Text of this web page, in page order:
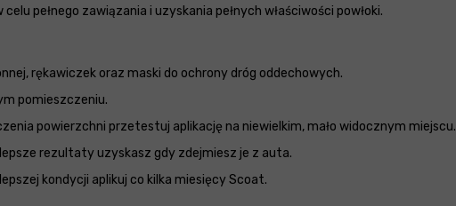
pełnego zawiązania i uzyskania pełnych właściwości powłoki.
rękawiczek oraz maski do ochrony dróg oddechowych.
pomieszczeniu.
powierzchni przetestuj aplikację na niewielkim, mało widocznym miejscu.
rezultaty uzyskasz gdy zdejmiesz je z auta.
kondycji aplikuj co kilka miesięcy Scoat.